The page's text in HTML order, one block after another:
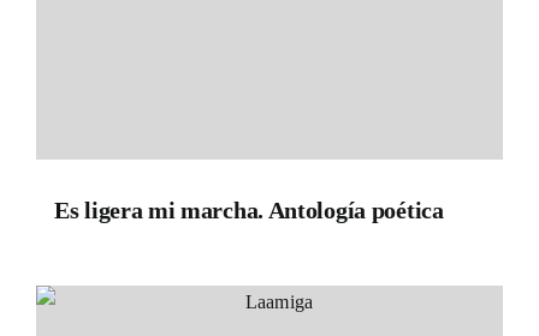
Es ligera mi marcha. Antología poética